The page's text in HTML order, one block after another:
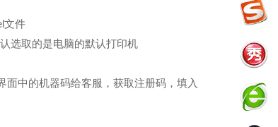
文件
选取的是电脑的默认打印机
面中的机器码给客服，获取注册码，填入